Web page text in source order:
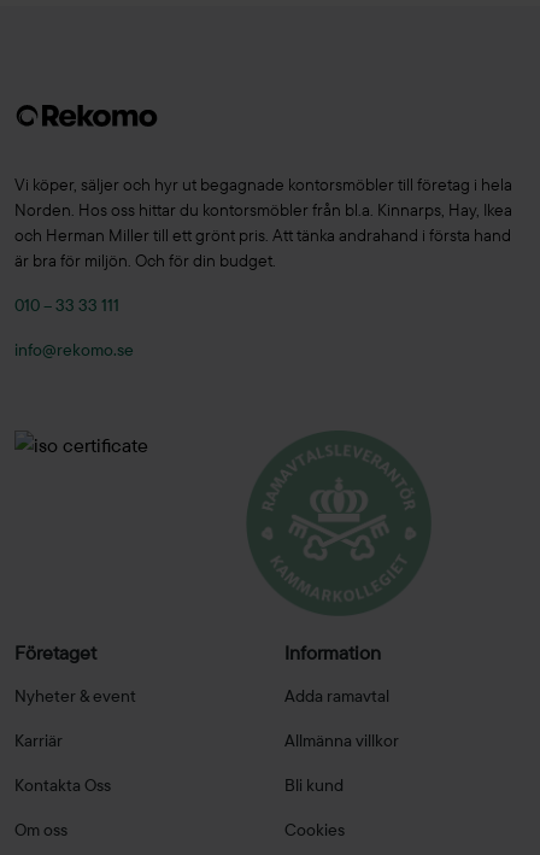
Vi köper, säljer och hyr ut begagnade kontorsmöbler till företag i hela
Norden. Hos oss hittar du kontorsmöbler från bl.a. Kinnarps, Hay, Ikea
och Herman Miller till ett grönt pris. Att tänka andrahand i första hand
är bra för miljön. Och för din budget.
010 – 33 33 111
info@rekomo.se
Företaget
Nyheter & event
Karriär
Kontakta Oss
Om oss
Information
Adda ramavtal
Allmänna villkor
Bli kund
Cookies